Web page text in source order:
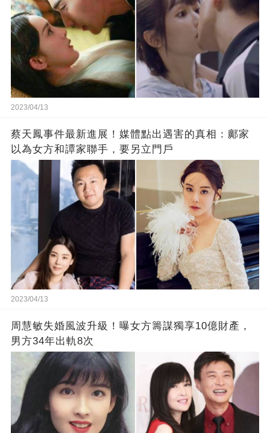
2023/04/13
蔡天鳳事件最新進展！媒體點出遇害的真相：鄺家
以為女方和譚家聯手，要另立門戶
2023/04/13
周慧敏失婚風波升級！曝女方籌謀獨享10億財產，
男方34年出軌8次